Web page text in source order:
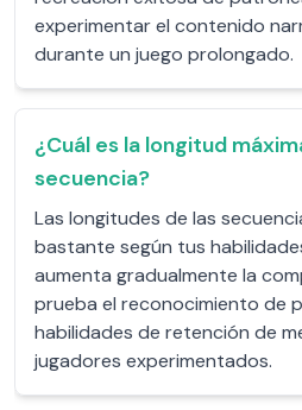
experimentar el contenido
durante un juego prolongado.
¿Cuál es la longitud
secuencia?
Las longitudes de las
bastante según tus
aumenta gradualmente la
prueba el reconocimiento de
habilidades de retención de
jugadores experimentados.